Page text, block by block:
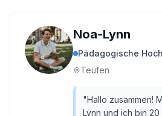
Noa-Lynn
Pädagogische
Teufen
"Hallo zusammen!
Lynn und ich bin 20